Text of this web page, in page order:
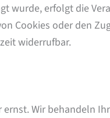
erfolgt die
Cookies oder den
widerrufbar.
Wir behandeln